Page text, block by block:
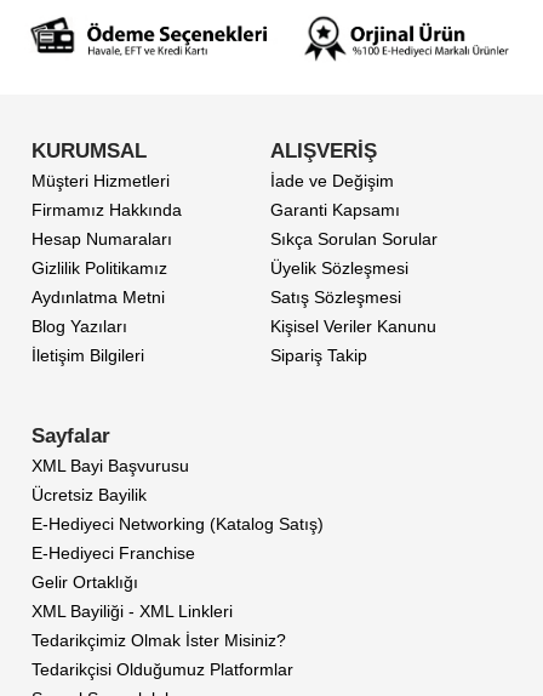
KURUMSAL
Müşteri Hizmetleri
Firmamız Hakkında
Hesap Numaraları
Gizlilik Politikamız
Aydınlatma Metni
Blog Yazıları
İletişim Bilgileri
ALIŞVERİŞ
İade ve Değişim
Garanti Kapsamı
Sıkça Sorulan Sorular
Üyelik Sözleşmesi
Satış Sözleşmesi
Kişisel Veriler Kanunu
Sipariş Takip
Sayfalar
XML Bayi Başvurusu
Ücretsiz Bayilik
E-Hediyeci Networking (Katalog Satış)
E-Hediyeci Franchise
Gelir Ortaklığı
XML Bayiliği - XML Linkleri
Tedarikçimiz Olmak İster Misiniz?
Tedarikçisi Olduğumuz Platformlar